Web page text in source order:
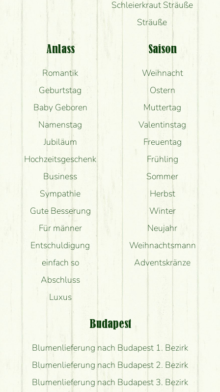
Schleierkraut Sträuße
Sträuße
Anlass
Romantik
Geburtstag
Baby Geboren
Namenstag
Jubiläum
Hochzeitsgeschenk
Business
Sympathie
Gute Besserung
Für männer
Entschuldigung
einfach so
Abschluss
Luxus
Saison
Weihnacht
Ostern
Muttertag
Valentinstag
Freuentag
Frühling
Sommer
Herbst
Winter
Neujahr
Weihnachtsmann
Adventskränze
Budapest
Blumenlieferung nach Budapest 1. Bezirk
Blumenlieferung nach Budapest 2. Bezirk
Blumenlieferung nach Budapest 3. Bezirk